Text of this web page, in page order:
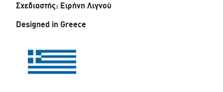
Σχεδιαστής: Ειρήνη Λιγνού
Designed in Greece